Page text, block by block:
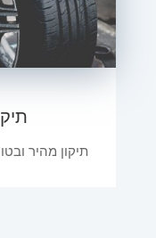
תיקון מהיר